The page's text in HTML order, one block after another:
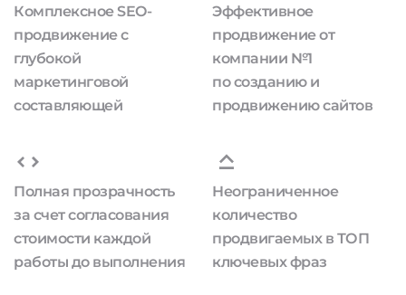
Комплексное SEO-
продвижение с
глубокой
маркетинговой
составляющей
Эффективное
продвижение от
компании №1
по созданию и
продвижению сайтов
Полная прозрачность
за счет согласования
стоимости каждой
работы до выполнения
Неограниченное
количество
продвигаемых в ТОП
ключевых фраз